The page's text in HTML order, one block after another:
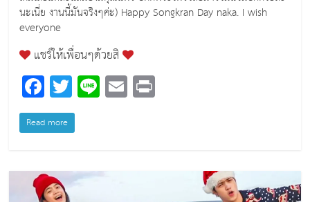
นะเนี่ย งานนี้มันจริงๆค่ะ) Happy Songkran Day naka. I wish
everyone
แชร์ให้เพื่อนๆด้วยสิ
F
a
c
b
T
wi
tt
Li
n
E
m
Read more